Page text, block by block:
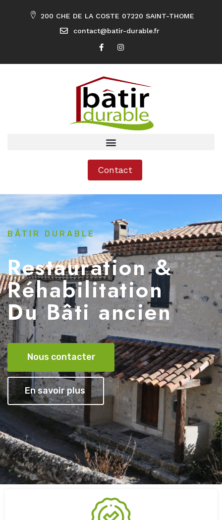
200 CHE DE LA COSTE 07220 SAINT-THOME
contact@batir-durable.fr
Contact
BÂTIR DURABLE
Restauration &
Réhabilitation
Du Bâti ancien
Nous contacter
En savoir plus